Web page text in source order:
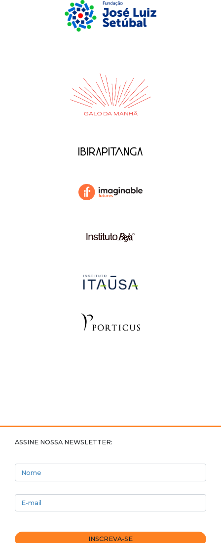
ASSINE NOSSA NEWSLETTER:
INSCREVA-SE